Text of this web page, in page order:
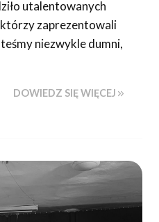
utalentowanych
którzy zaprezentowali
niezwykle dumni,
DOWIEDZ SIĘ WIĘCEJ